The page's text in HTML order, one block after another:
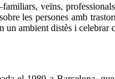
veïns,
sobre les persones amb
un ambient distès i celebrar